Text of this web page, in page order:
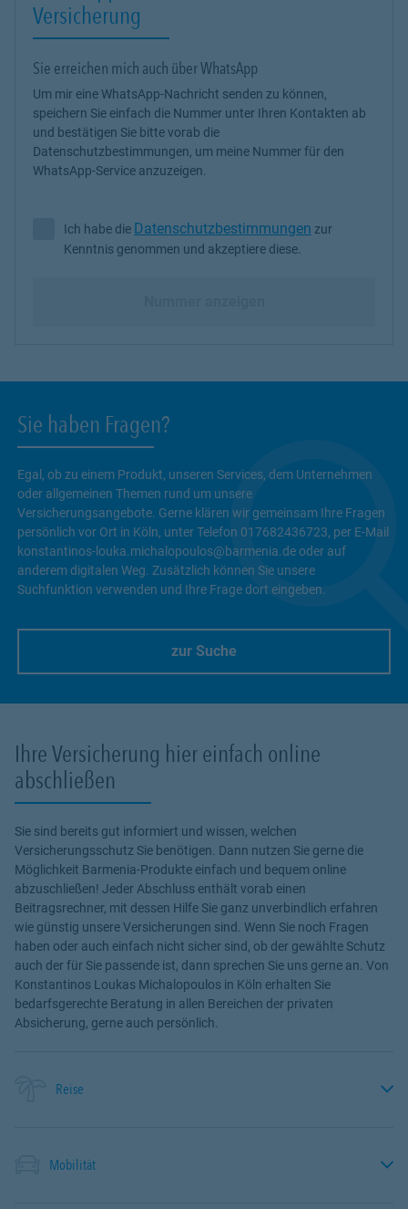
Versicherung
Sie erreichen mich auch über WhatsApp
Um mir eine WhatsApp-Nachricht senden zu können,
speichern Sie einfach die Nummer unter Ihren Kontakten ab
und bestätigen Sie bitte vorab die
Datenschutzbestimmungen, um meine Nummer für den
WhatsApp-Service anzuzeigen.
Ich habe die Datenschutzbestimmungen zur Kenntnis
Ich habe die Datenschutzbestimmungen zur
Kenntnis genommen und akzeptiere diese.
Sie haben Fragen?
Egal, ob zu einem Produkt, unseren Services, dem Unternehmen
oder allgemeinen Themen rund um unsere
Versicherungsangebote. Gerne klären wir gemeinsam Ihre Fragen
persönlich vor Ort in Köln, unter Telefon 017682436723, per E-Mail
konstantinos-louka.michalopoulos@barmenia.de oder auf
anderem digitalen Weg. Zusätzlich können Sie unsere
Suchfunktion verwenden und Ihre Frage dort eingeben.
zur Suche
Ihre Versicherung hier einfach online
abschließen
Sie sind bereits gut informiert und wissen, welchen
Versicherungsschutz Sie benötigen. Dann nutzen Sie gerne die
Möglichkeit Barmenia-Produkte einfach und bequem online
abzuschließen! Jeder Abschluss enthält vorab einen
Beitragsrechner, mit dessen Hilfe Sie ganz unverbindlich erfahren
wie günstig unsere Versicherungen sind. Wenn Sie noch Fragen
haben oder auch einfach nicht sicher sind, ob der gewählte Schutz
auch der für Sie passende ist, dann sprechen Sie uns gerne an. Von
Konstantinos Loukas Michalopoulos in Köln erhalten Sie
bedarfsgerechte Beratung in allen Bereichen der privaten
Absicherung, gerne auch persönlich.
Reise
Mobilität